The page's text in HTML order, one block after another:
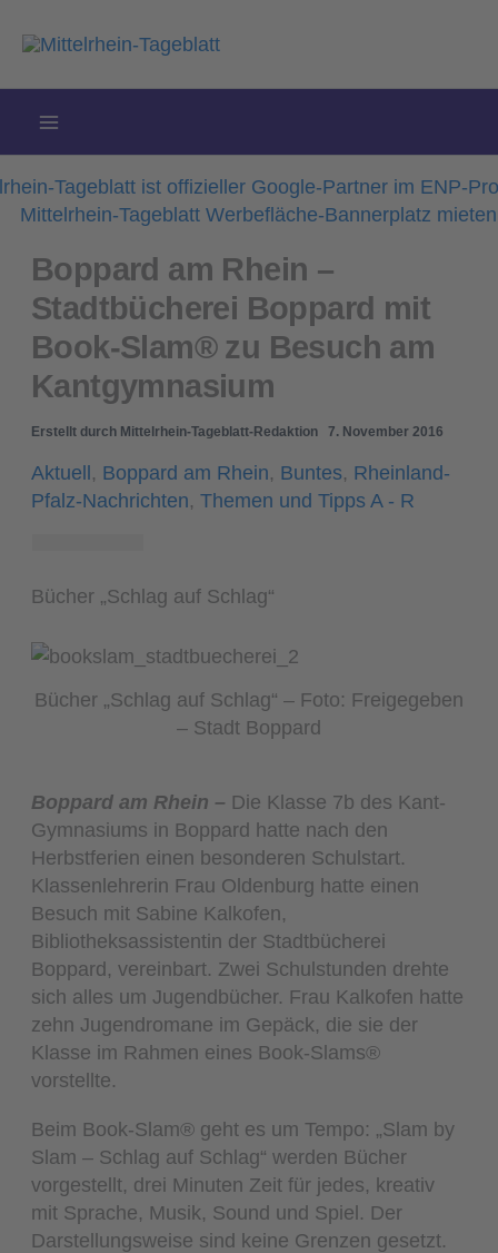
Inhalt
Boppard am Rhein –
Stadtbücherei Boppard mit
Book-Slam® zu Besuch am
Kantgymnasium
Erstellt durch Mittelrhein-Tageblatt-Redaktion 7. November 2016
Aktuell, Boppard am Rhein, Buntes, Rheinland-
Pfalz-Nachrichten,Themen und Tipps A - R
Bücher „Schlag auf Schlag“
Bücher „Schlag auf Schlag“ – Foto: Freigegeben
– Stadt Boppard
Boppard am Rhein – Die Klasse 7b des Kant-
Gymnasiums in Boppard hatte nach den
Herbstferien einen besonderen Schulstart.
Klassenlehrerin Frau Oldenburg hatte einen
Besuch mit Sabine Kalkofen,
Bibliotheksassistentin der Stadtbücherei
Boppard, vereinbart. Zwei Schulstunden drehte
sich alles um Jugendbücher. Frau Kalkofen hatte
zehn Jugendromane im Gepäck, die sie der
Klasse im Rahmen eines Book-Slams®
vorstellte.
Beim Book-Slam® geht es um Tempo: „Slam by
Slam – Schlag auf Schlag“ werden Bücher
vorgestellt, drei Minuten Zeit für jedes, kreativ
mit Sprache, Musik, Sound und Spiel. Der
Darstellungsweise sind keine Grenzen gesetzt.